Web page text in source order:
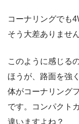
コーナリングでも
そう大差ありません
このように感じる
ほうが、路面を強
体がコーナリング
です。コンパクト
違いますよね？